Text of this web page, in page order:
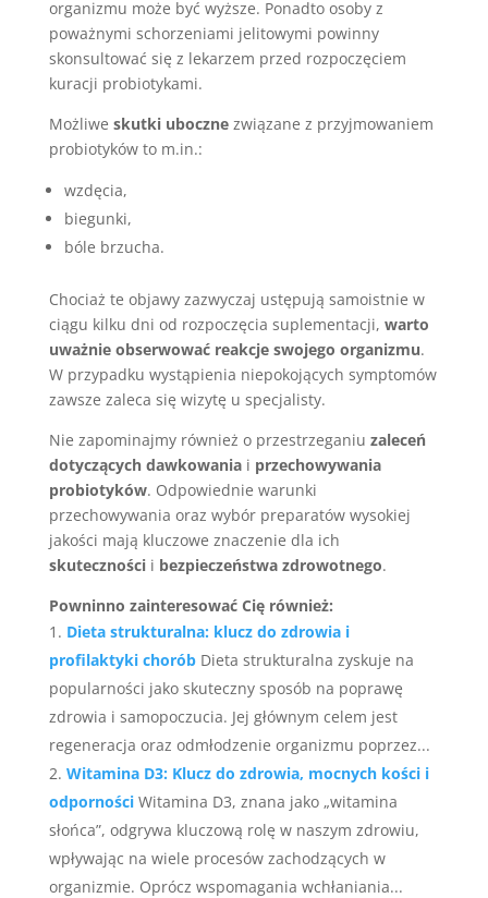
organizmu może być wyższe. Ponadto osoby z
poważnymi schorzeniami jelitowymi powinny
skonsultować się z lekarzem przed rozpoczęciem
kuracji probiotykami.
Możliwe skutki ubocznezwiązane z przyjmowaniem
probiotyków to m.in.:
wzdęcia,
biegunki,
bóle brzucha.
Chociaż te objawy zazwyczaj ustępują samoistnie w
ciągu kilku dni od rozpoczęcia suplementacji, warto
uważnie obserwować reakcje swojego organizmu.
W przypadku wystąpienia niepokojących symptomów
zawsze zaleca się wizytę u specjalisty.
Nie zapominajmy również o przestrzeganiu zaleceń
dotyczących dawkowaniai przechowywania
probiotyków. Odpowiednie warunki
przechowywania oraz wybór preparatów wysokiej
jakości mają kluczowe znaczenie dla ich
skutecznościi bezpieczeństwa zdrowotnego.
Powninno zainteresować Cię również:
Dieta strukturalna: klucz do zdrowia i
profilaktyki chorób Dieta strukturalna zyskuje na
popularności jako skuteczny sposób na poprawę
zdrowia i samopoczucia. Jej głównym celem jest
regeneracja oraz odmłodzenie organizmu poprzez...
Witamina D3: Klucz do zdrowia, mocnych kości i
odporności Witamina D3, znana jako „witamina
słońca”, odgrywa kluczową rolę w naszym zdrowiu,
wpływając na wiele procesów zachodzących w
organizmie. Oprócz wspomagania wchłaniania...